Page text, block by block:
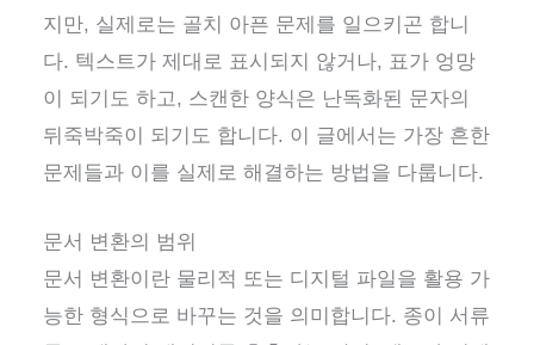
지만, 실제로는 골치 아픈 문제를 일으키곤 합니
다. 텍스트가 제대로 표시되지 않거나, 표가 엉망
이 되기도 하고, 스캔한 양식은 난독화된 문자의
뒤죽박죽이 되기도 합니다. 이 글에서는 가장 흔한
문제들과 이를 실제로 해결하는 방법을 다룹니다.
문서 변환의 범위
문서 변환이란 물리적 또는 디지털 파일을 활용 가
능한 형식으로 바꾸는 것을 의미합니다. 종이 서류